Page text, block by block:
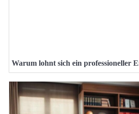
Warum lohnt sich ein professioneller